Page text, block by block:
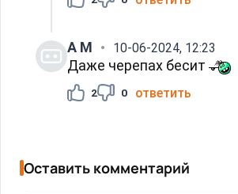
А M 10-06-2024, 12:23
Даже черепах бесит
2 0 ответить
Оставить комментарий